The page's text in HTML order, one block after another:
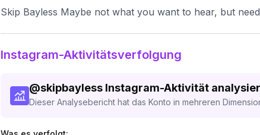
Skip Bayless Maybe not what you want to hear, but
Instagram-Aktivitätsverfolgung
@skipbayless Instagram-Aktivität
Dieser Analysebericht hat das Konto in mehreren